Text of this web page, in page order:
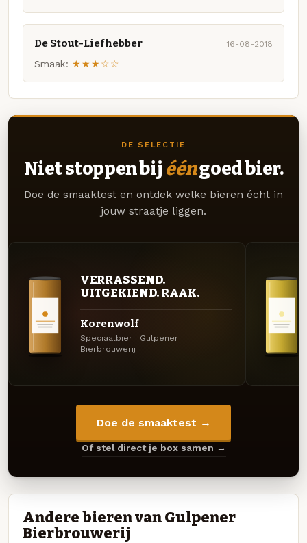
De Stout-Liefhebber 16-08-2018
Smaak: ★★★☆☆
DE SELECTIE
Niet stoppen bij ééngoed bier.
Doe de smaaktest en ontdek welke bieren écht in
jouw straatje liggen.
VERRASSEND.
UITGEKIEND. RAAK.
Korenwolf
Speciaalbier · Gulpener
Bierbrouwerij
Doe de smaaktest →
Of stel direct je box samen →
Andere bieren van Gulpener
Bierbrouwerij